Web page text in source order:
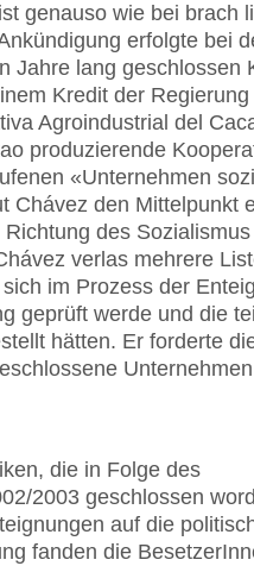
genauso wie bei brach
erfolgte bei
Jahre lang geschlossen
Kredit der
Agroindustrial del
produzierende
«Unternehmen
Chávez den Mittelpunkt
des
verlas mehrere
im Prozess der
geprüft werde und die
hätten. Er forderte
die in Folge des
2003 geschlossen
auf die
fanden die